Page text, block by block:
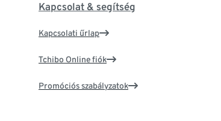
Kapcsolat & segítség
Kapcsolati űrlap
Tchibo Online fiók
Promóciós szabályzatok